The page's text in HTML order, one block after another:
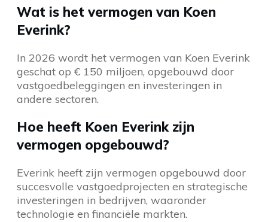
Wat is het vermogen van Koen
Everink?
In 2026 wordt het vermogen van Koen Everink
geschat op € 150 miljoen, opgebouwd door
vastgoedbeleggingen en investeringen in
andere sectoren.
Hoe heeft Koen Everink zijn
vermogen opgebouwd?
Everink heeft zijn vermogen opgebouwd door
succesvolle vastgoedprojecten en strategische
investeringen in bedrijven, waaronder
technologie en financiële markten.